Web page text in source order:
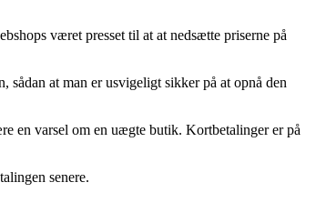
været presset til at at nedsætte priserne på
at man er usvigeligt sikker på at opnå den
en varsel om en uægte butik. Kortbetalinger er på
senere.